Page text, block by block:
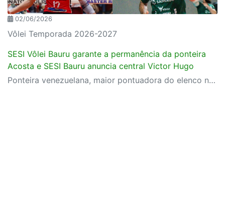
02/06/2026
Vôlei Temporada 2026-2027
SESI Vôlei Bauru garante a permanência da ponteira
Acosta e SESI Bauru anuncia central Victor Hugo
Ponteira venezuelana, maior pontuadora do elenco nas conquistas do Paulista e do Sul-Americano, estende vínculo por mais um ano; no masculino, experiente central ex-Goiás chega para blindar a rede